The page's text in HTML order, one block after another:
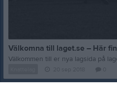
Välkomna till laget.se – Här